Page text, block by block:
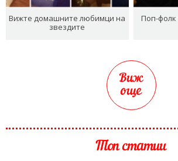
Вижте домашните любимци на
звездите
Поп-фолк
Виж
още
Топ статии